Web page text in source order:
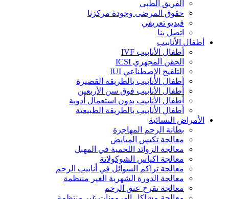
الفريق الطبي
حقوق المرضى وجودة مركزنا
فيديو تعريفي
اتصل بنا
أطفال الأنابيب
أطفال الأنابيب IVF
الحقن المجهري ICSI
التلقيح الإصطناعي IUI
أطفال الأنابيب بالطريقة القصيرة
أطفال الأنابيب فوق سن الأربعين
أطفال الأنابيب بدون استعمال أدوية
أطفال الأنابيب بالطريقة الطبيعية
الأمراض النسائية
بطانة الرحم المهاجرة
معالجة تكيس المبايض
معالجة الزوائد اللحمية في المهبل
معالجة اكياس الشوكولاتة
معالجة تراكم السوائل في أنابيب الرحم
معالجة الدورة الشهرية الغير منتظمة
معالجة تقرح عنق الرحم